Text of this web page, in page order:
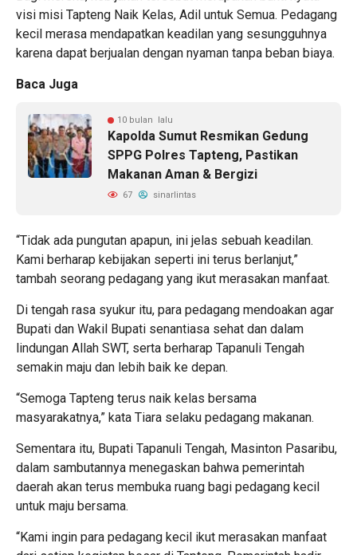
visi misi Tapteng Naik Kelas, Adil untuk Semua. Pedagang
kecil merasa mendapatkan keadilan yang sesungguhnya
karena dapat berjualan dengan nyaman tanpa beban biaya.
Baca Juga
10 bulan lalu
Kapolda Sumut Resmikan Gedung
SPPG Polres Tapteng, Pastikan
Makanan Aman & Bergizi
67 sinarlintas
“Tidak ada pungutan apapun, ini jelas sebuah keadilan.
Kami berharap kebijakan seperti ini terus berlanjut,”
tambah seorang pedagang yang ikut merasakan manfaat.
Di tengah rasa syukur itu, para pedagang mendoakan agar
Bupati dan Wakil Bupati senantiasa sehat dan dalam
lindungan Allah SWT, serta berharap Tapanuli Tengah
semakin maju dan lebih baik ke depan.
“Semoga Tapteng terus naik kelas bersama
masyarakatnya,” kata Tiara selaku pedagang makanan.
Sementara itu, Bupati Tapanuli Tengah, Masinton Pasaribu,
dalam sambutannya menegaskan bahwa pemerintah
daerah akan terus membuka ruang bagi pedagang kecil
untuk maju bersama.
“Kami ingin para pedagang kecil ikut merasakan manfaat